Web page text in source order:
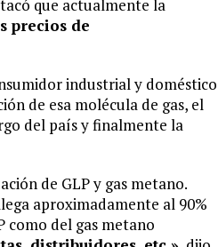
que actualmente la
precios de
industrial y doméstico
de esa molécula de gas, el
del país y finalmente la
de GLP y gas metano.
aproximadamente al 90%
como del gas metano